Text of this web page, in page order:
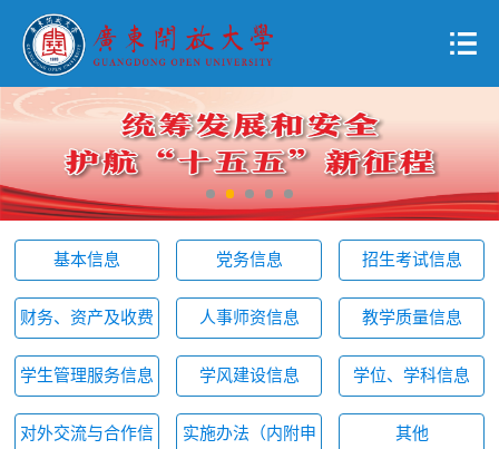
基本信息 党务信息 招生考试信息
财务、资产及收费 人事师资信息 教学质量信息
学生管理服务信息 学风建设信息 学位、学科信息
对外交流与合作信 实施办法（内附申 其他